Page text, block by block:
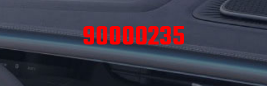
90000235